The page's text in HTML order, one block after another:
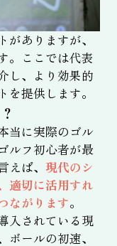
ありますが、
。ここでは代表
し、より効果的
提供します。
当に実際のゴル
ルフ初心者が最
ば、 現代のシ
適切に活用すれ
ながります。
入されている現
ールの初速、